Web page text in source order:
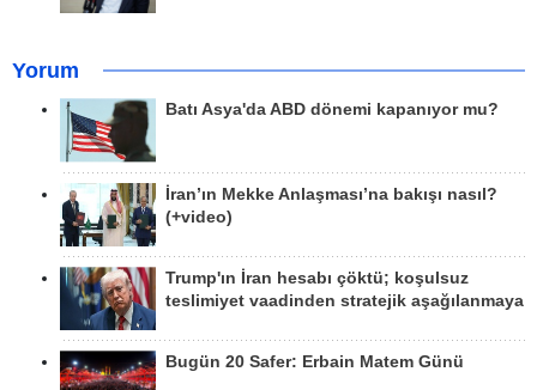
Yorum
Batı Asya'da ABD dönemi kapanıyor mu?
İran’ın Mekke Anlaşması’na bakışı nasıl?
(+video)
Trump'ın İran hesabı çöktü; koşulsuz
teslimiyet vaadinden stratejik aşağılanmaya
Bugün 20 Safer: Erbain Matem Günü